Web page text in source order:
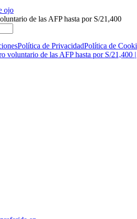
de las AFP hasta por S/21,400
Política de PrivacidadPolítica de